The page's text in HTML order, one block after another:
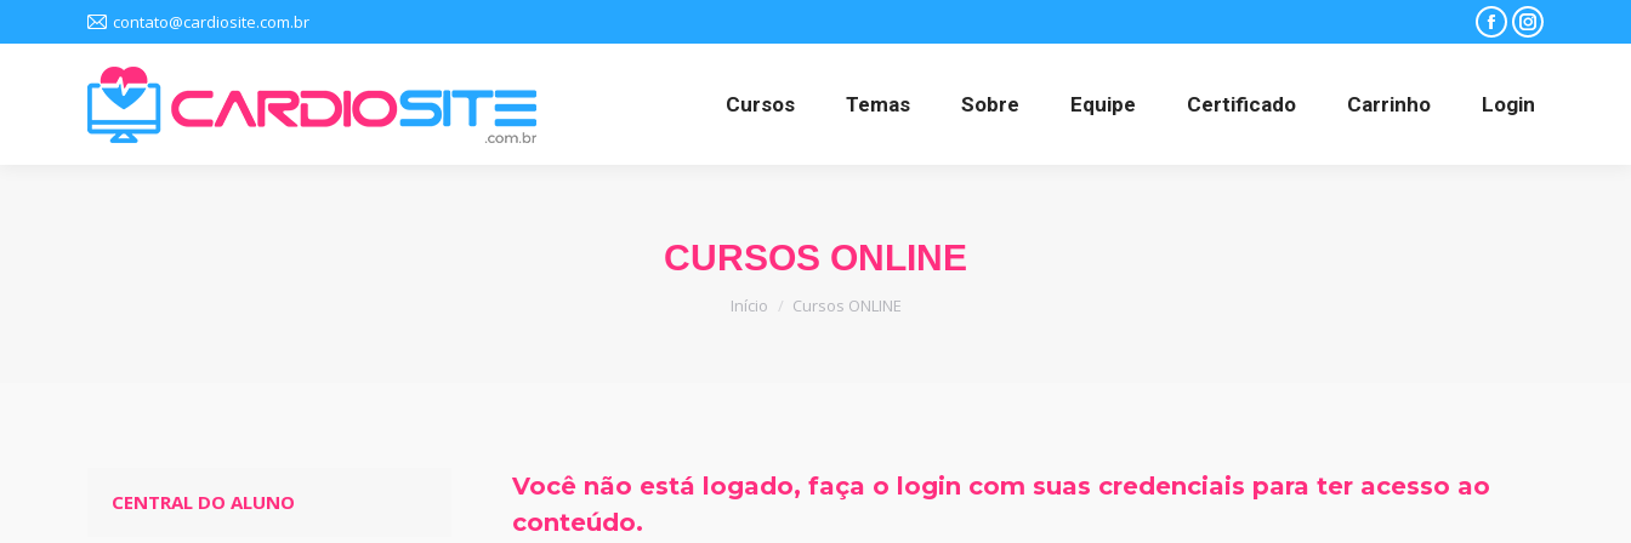
contato@cardiosite.com.br
FacebookInstagram
Cursos Temas Sobre Equipe Certificado Carrinho Login
CURSOS ONLINE
Você está aqui:
Início Cursos ONLINE
CENTRAL DO ALUNO
Você não está logado, faça o login com suas credenciais para ter acesso ao
conteúdo.